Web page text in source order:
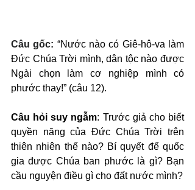
Câu gốc: “Nước nào có Giê-hô-va làm
Đức Chúa Trời mình, dân tộc nào được
Ngài chọn làm cơ nghiệp mình có
phước thay!” (câu 12).
Câu hỏi suy ngẫm: Trước giả cho biết
quyền năng của Đức Chúa Trời trên
thiên nhiên thế nào? Bí quyết để quốc
gia được Chúa ban phước là gì? Bạn
cầu nguyện điều gì cho đất nước mình?